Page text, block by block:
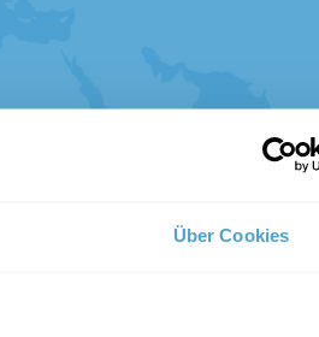
Über Cookies